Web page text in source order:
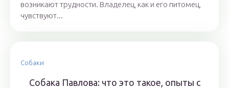
возникают трудности. Владелец, как и его питомец,
чувствуют...
Собаки
Собака Павлова: что это такое, опыты с